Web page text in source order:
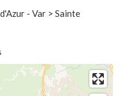
- Var > Sainte